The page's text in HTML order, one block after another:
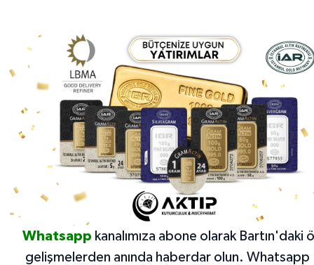
Whatsapp kanalımıza abone olarak Bartın'daki
gelişmelerden anında haberdar olun. Whatsapp